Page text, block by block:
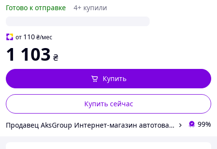
Готово к отправке
4+ купили
от 110₴/мес
1 103 ₴
Купить сейчас
Купить
Продавец AksGroup Интернет-магазин автотоваров aksgroup.com.ua 99%